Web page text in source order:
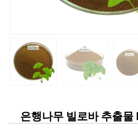
은행나무 빌로바 추출물